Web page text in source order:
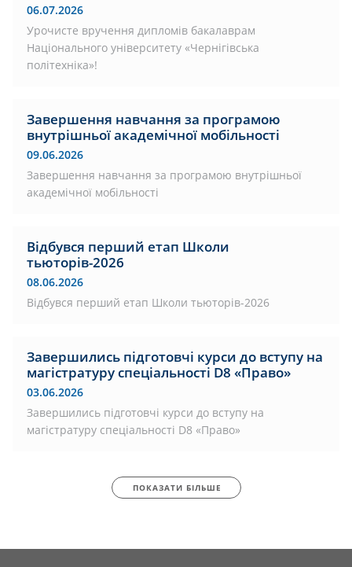
06.07.2026
Урочисте вручення дипломів бакалаврам
Національного університету «Чернігівська
політехніка»!
Завершення навчання за програмою
внутрішньої академічної мобільності
09.06.2026
Завершення навчання за програмою внутрішньої
академічної мобільності
Відбувся перший етап Школи
тьюторів-2026
08.06.2026
Відбувся перший етап Школи тьюторів-2026
Завершились підготовчі курси до вступу на
магістратуру спеціальності D8 «Право»
03.06.2026
Завершились підготовчі курси до вступу на
магістратуру спеціальності D8 «Право»
ПОКАЗАТИ БІЛЬШЕ